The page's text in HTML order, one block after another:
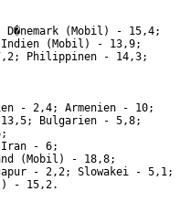
(Mobil) - 15,4;
(Mobil) - 13,9;
Philippinen - 14,3;
- 2,4; Armenien - 10;
Bulgarien - 5,8;
Iran - 6;
(Mobil) - 18,8;
- 2,2; Slowakei - 5,1;
- 15,2.